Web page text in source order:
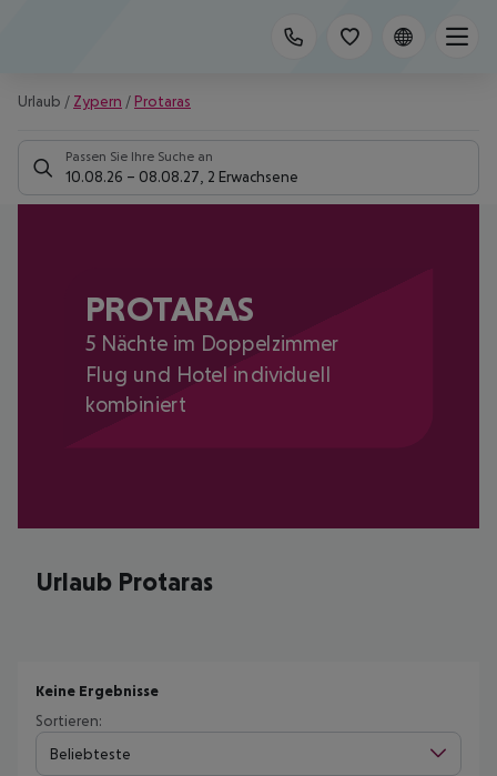
Urlaub / Zypern / Protaras
Passen Sie Ihre Suche an
10.08.26 – 08.08.27 2 Erwachsene
PROTARAS
5 Nächte im Doppelzimmer
Flug und Hotel individuell
kombiniert
Urlaub Protaras
Keine Ergebnisse
Sortieren:
Beliebteste